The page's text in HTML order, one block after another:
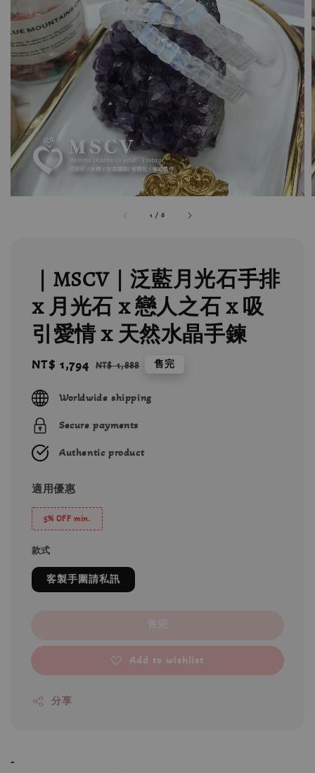
1 /6
｜MSCV｜泛藍月光石手排
x 月光石 x 戀人之石 x 吸
引愛情 x 天然水晶手鍊
Sale
NT$ 1,794 Regular
NT$ 1,888 售完
Worldwide shipping
Secure payments
Authentic product
適用優惠
5% OFF min.
款式
客製手圍請私訊
Add to wishlist
分享
-